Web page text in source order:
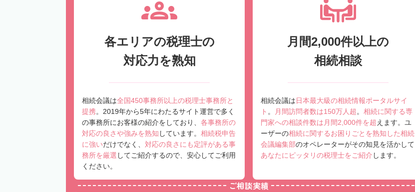
各エリアの税理士の
対応力を熟知
相続会議は全国450事務所以上の税理士事務所と
提携。2019年から5年にわたるサイト運営で多く
の事務所にお客様の紹介をしており、 各事務所の
対応の良さや強みを熟知 しています。 相続税申告
に強いだけでなく、 対応の良さにも定評がある事
務所を厳選 してご紹介するので、安心してご利用
ください。
月間2,000件以上の
相続相談
相続会議は日本最大級の相続情報ポータルサイ
ト 。 月間訪問者数は150万人超 。 相続に関する専
門家への相談件数は月間2,000件を超 えます。ユ
ーザーの相続に関するお困りごとを熟知した相続
会議編集部のオペレーターがその知見を活かして
あなたにピッタリの税理士をご紹介 します。
ご相談実績